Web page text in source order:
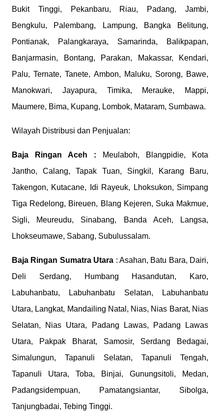
Bukit Tinggi, Pekanbaru, Riau, Padang, Jambi,
Bengkulu, Palembang, Lampung, Bangka Belitung,
Pontianak, Palangkaraya, Samarinda, Balikpapan,
Banjarmasin, Bontang, Parakan, Makassar, Kendari,
Palu, Ternate, Tanete, Ambon, Maluku, Sorong, Bawe,
Manokwari, Jayapura, Timika, Merauke, Mappi,
Maumere, Bima, Kupang, Lombok, Mataram, Sumbawa.
Wilayah Distribusi dan Penjualan:
Baja Ringan Aceh : Meulaboh, Blangpidie, Kota
Jantho, Calang, Tapak Tuan, Singkil, Karang Baru,
Takengon, Kutacane, Idi Rayeuk, Lhoksukon, Simpang
Tiga Redelong, Bireuen, Blang Kejeren, Suka Makmue,
Sigli, Meureudu, Sinabang, Banda Aceh, Langsa,
Lhokseumawe, Sabang, Subulussalam.
Baja Ringan Sumatra Utara : Asahan, Batu Bara, Dairi,
Deli Serdang, Humbang Hasandutan, Karo,
Labuhanbatu, Labuhanbatu Selatan, Labuhanbatu
Utara, Langkat, Mandailing Natal, Nias, Nias Barat, Nias
Selatan, Nias Utara, Padang Lawas, Padang Lawas
Utara, Pakpak Bharat, Samosir, Serdang Bedagai,
Simalungun, Tapanuli Selatan, Tapanuli Tengah,
Tapanuli Utara, Toba, Binjai, Gunungsitoli, Medan,
Padangsidempuan, Pamatangsiantar, Sibolga,
Tanjungbadai, Tebing Tinggi.